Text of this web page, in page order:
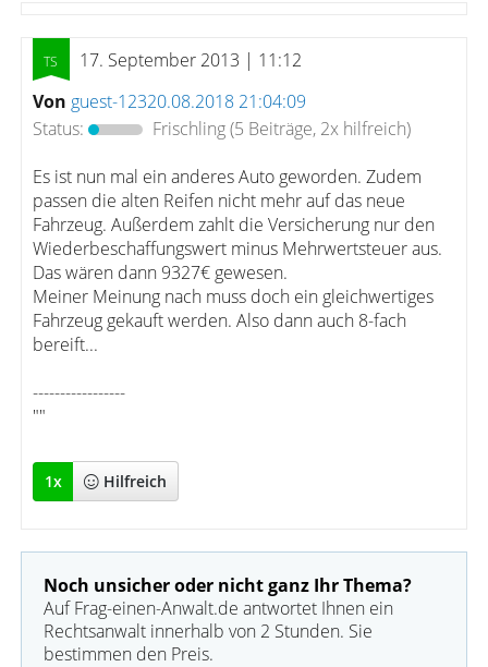
17. September 2013 | 11:12
Von guest-12320.08.2018 21:04:09
Status:
Frischling(5 Beiträge, 2x hilfreich)
Es ist nun mal ein anderes Auto geworden. Zudem
passen die alten Reifen nicht mehr auf das neue
Fahrzeug. Außerdem zahlt die Versicherung nur den
Wiederbeschaffungswert minus Mehrwertsteuer aus.
Das wären dann 9327€ gewesen.
Meiner Meinung nach muss doch ein gleichwertiges
Fahrzeug gekauft werden. Also dann auch 8-fach
bereift...
-----------------
""
1x Hilfreich
Noch unsicher oder nicht ganz Ihr Thema?
Auf Frag-einen-Anwalt.de antwortet Ihnen ein
Rechtsanwalt innerhalb von 2 Stunden. Sie
bestimmen den Preis.